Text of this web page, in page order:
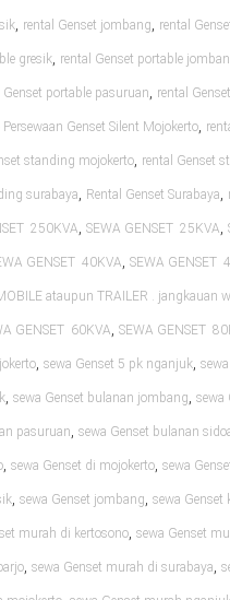
, rental Genset jombang, rental
gresik, rental Genset portable
Genset portable pasuruan, rental
Genset Silent Mojokerto,
standing mojokerto, rental Genset
surabaya, Rental Genset Surabaya,
250KVA, SEWA GENSET 25KVA,
GENSET 40KVA, SEWA GENSET
ataupun TRAILER . jangkauan
GENSET 60KVA, SEWA GENSET
, sewa Genset 5 pk nganjuk,
, sewa Genset bulanan jombang, sewa
pasuruan, sewa Genset bulanan
, sewa Genset di mojokerto, sewa
, sewa Genset jombang, sewa Genset
murah di kertosono, sewa Genset
, sewa Genset murah di surabaya,